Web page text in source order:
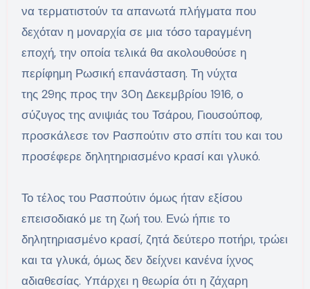
να τερματιστούν τα απανωτά πλήγματα που
δεχόταν η μοναρχία σε μια τόσο ταραγμένη
εποχή, την οποία τελικά θα ακολουθούσε η
περίφημη Ρωσική επανάσταση. Τη νύχτα
της 29ης προς την 30η Δεκεμβρίου 1916, ο
σύζυγος της ανιψιάς του Τσάρου, Γιουσούποφ,
προσκάλεσε τον Ρασπούτιν στο σπίτι του και του
προσέφερε δηλητηριασμένο κρασί και γλυκό.
Το τέλος του Ρασπούτιν όμως ήταν εξίσου
επεισοδιακό με τη ζωή του. Ενώ ήπιε το
δηλητηριασμένο κρασί, ζητά δεύτερο ποτήρι, τρώει
και τα γλυκά, όμως δεν δείχνει κανένα ίχνος
αδιαθεσίας. Υπάρχει η θεωρία ότι η ζάχαρη